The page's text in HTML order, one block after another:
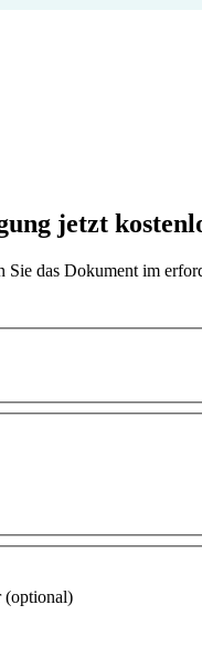
jetzt
das Dokument im
(optional)